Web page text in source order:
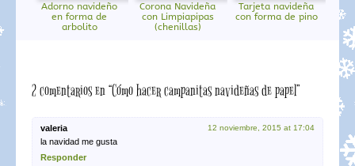
Adorno navideño
en forma de
arbolito
Corona Navideña
con Limpiapipas
(chenillas)
Tarjeta navideña
con forma de pino
2 comentarios en “Cómo hacer campanitas navideñas de papel”
valeria 12 noviembre, 2015 at 17:04
la navidad me gusta
Responder